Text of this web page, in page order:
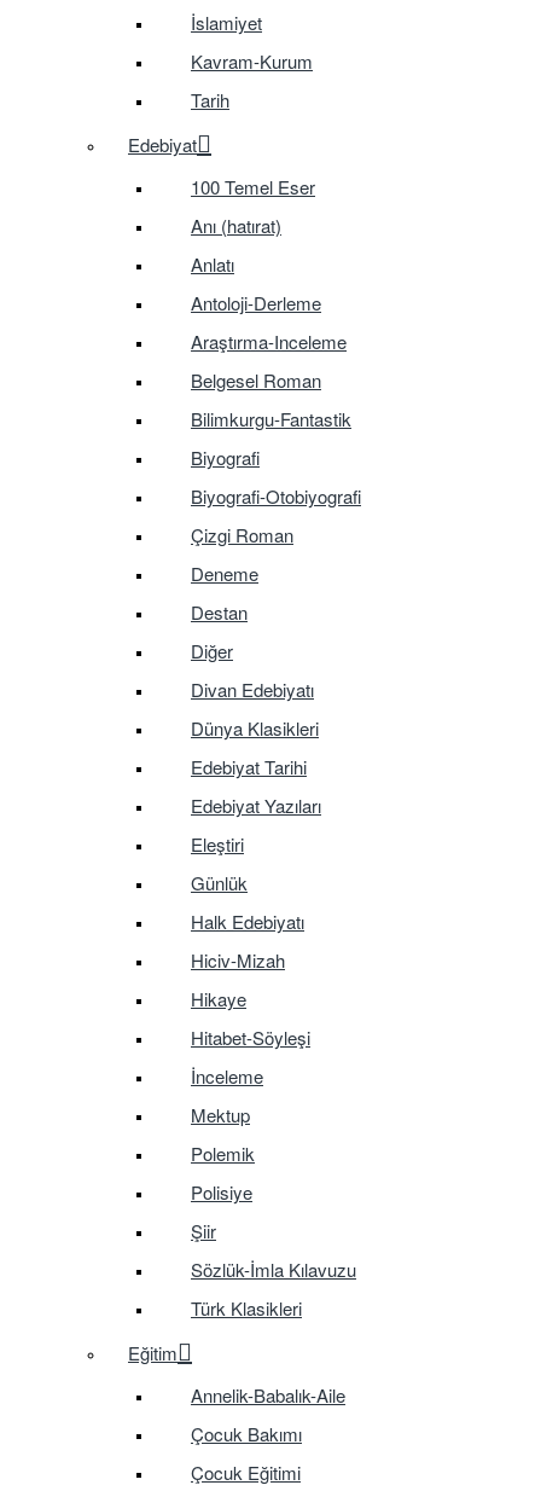
İslamiyet
Kavram-Kurum
Tarih
Edebiyat
100 Temel Eser
Anı (hatırat)
Anlatı
Antoloji-Derleme
Araştırma-Inceleme
Belgesel Roman
Bilimkurgu-Fantastik
Biyografi
Biyografi-Otobiyografi
Çizgi Roman
Deneme
Destan
Diğer
Divan Edebiyatı
Dünya Klasikleri
Edebiyat Tarihi
Edebiyat Yazıları
Eleştiri
Günlük
Halk Edebiyatı
Hiciv-Mizah
Hikaye
Hitabet-Söyleşi
İnceleme
Mektup
Polemik
Polisiye
Şiir
Sözlük-İmla Kılavuzu
Türk Klasikleri
Eğitim
Annelik-Babalık-Aile
Çocuk Bakımı
Çocuk Eğitimi